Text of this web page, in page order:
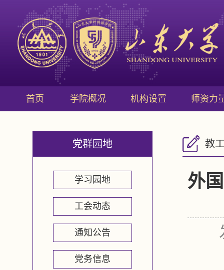
首页 学院概况 机构设置 师资力
党群园地
学习园地
工会动态
通知公告
党务信息
教
外